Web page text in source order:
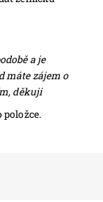
a je
máte zájem o
děkuji